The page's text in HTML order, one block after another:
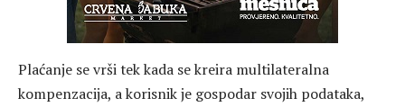
Plaćanje se vrši tek kada se kreira multilateralna
kompenzacija, a korisnik je gospodar svojih podataka,